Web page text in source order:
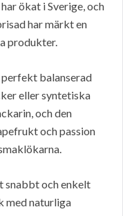
ökat i Sverige, och
har märkt en
produkter.
balanserad
eller syntetiska
och den
och passion
snabbt och enkelt
med naturliga